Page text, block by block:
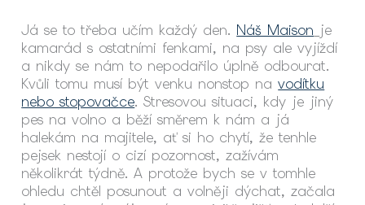
Já se to třeba učím každý den. Náš Maison je
kamarád s ostatními fenkami, na psy ale vyjíždí
a nikdy se nám to nepodařilo úplně odbourat.
Kvůli tomu musí být venku nonstop na vodítku
nebo stopovačce. Stresovou situaci, kdy je jiný
pes na volno a běží směrem k nám a já
halekám na majitele, ať si ho chytí, že tenhle
pejsek nestojí o cizí pozornost, zažívám
několikrát týdně. A protože bych se v tomhle
ohledu chtěl posunout a volněji dýchat, začala